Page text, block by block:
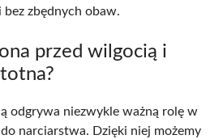
zbędnych obaw.
przed wilgocią i
odgrywa niezwykle ważną rolę w
narciarstwa. Dzięki niej możemy